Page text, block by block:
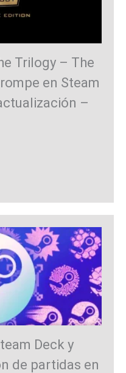
Trilogy – The
en Steam
–
Deck y
de partidas en